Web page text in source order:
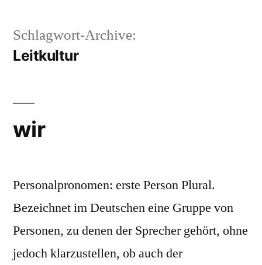
Schlagwort-Archive:
Leitkultur
wir
Personalpronomen: erste Person Plural.
Bezeichnet im Deutschen eine Gruppe von
Personen, zu denen der Sprecher gehört, ohne
jedoch klarzustellen, ob auch der